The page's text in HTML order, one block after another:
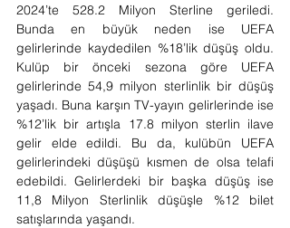
2024’te 528.2 Milyon Sterline geriledi.
Bunda en büyük neden ise UEFA
gelirlerinde kaydedilen %18’lik düşüş oldu.
Kulüp bir önceki sezona göre UEFA
gelirlerinde 54,9 milyon sterlinlik bir düşüş
yaşadı. Buna karşın TV-yayın gelirlerinde ise
%12’lik bir artışla 17.8 milyon sterlin ilave
gelir elde edildi. Bu da, kulübün UEFA
gelirlerindeki düşüşü kısmen de olsa telafi
edebildi. Gelirlerdeki bir başka düşüş ise
11,8 Milyon Sterlinlik düşüşle %12 bilet
satışlarında yaşandı.